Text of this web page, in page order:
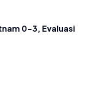
0-3, Evaluasi